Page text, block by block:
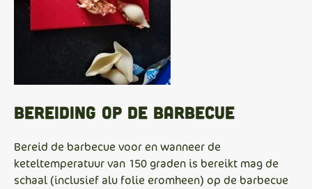
Bereiding op de barbecue
Bereid de barbecue voor en wanneer de
keteltemperatuur van 150 graden is bereikt mag de
schaal (inclusief alu folie eromheen) op de barbecue